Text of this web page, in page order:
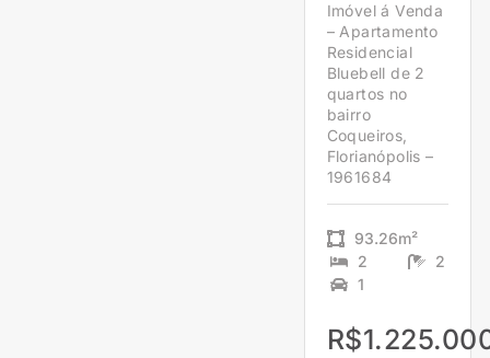
Imóvel á Venda
– Apartamento
Residencial
Bluebell de 2
quartos no
bairro
Coqueiros,
Florianópolis –
1961684
93.26m²
2
2
1